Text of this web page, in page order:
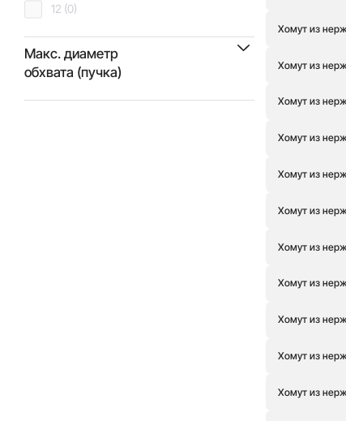
12 (0)
Макс. диаметр
обхвата (пучка)
24(0)
Хомут из
Хомут из
Хомут из
Хомут из
Хомут из
Хомут из
Хомут из
Хомут из
Хомут из
Хомут из
Хомут из